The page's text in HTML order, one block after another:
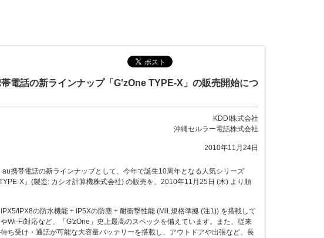
帯電話の新ラインナップ「G'zOne TYPE-X」の販売開始につ
KDDI株式会社
沖縄セルラー電話株式会社
2010年11月24日
au携帯電話の新ラインナップとして、今年で誕生10周年となる人気シリーズ
X」(製造: カシオ計算機株式会社) の販売を、2010年11月25日 (木) より順
IPX5/IPX8の防水機能 + IP5Xの防塵 + 耐衝撃性能 (MIL規格準拠 (注1)) を搭載して
Wi-Fi対応など、「G'zOne」史上最高のスペックを備えています。また、従来
ち受け・通話が可能な大容量バッテリーを搭載し、アウトドアや出張など、長